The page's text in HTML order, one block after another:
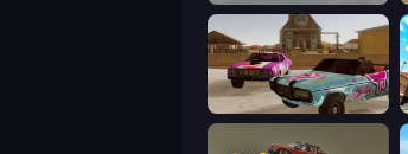
Village Car Stunts